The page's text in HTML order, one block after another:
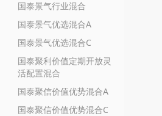
国泰景气行业混合
国泰景气优选混合A
国泰景气优选混合C
国泰聚利价值定期开放灵
活配置混合
国泰聚信价值优势混合A
国泰聚信价值优势混合C